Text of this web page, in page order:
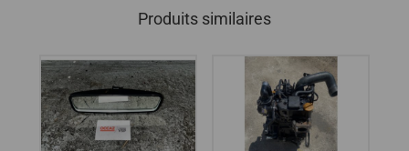
Produits similaires